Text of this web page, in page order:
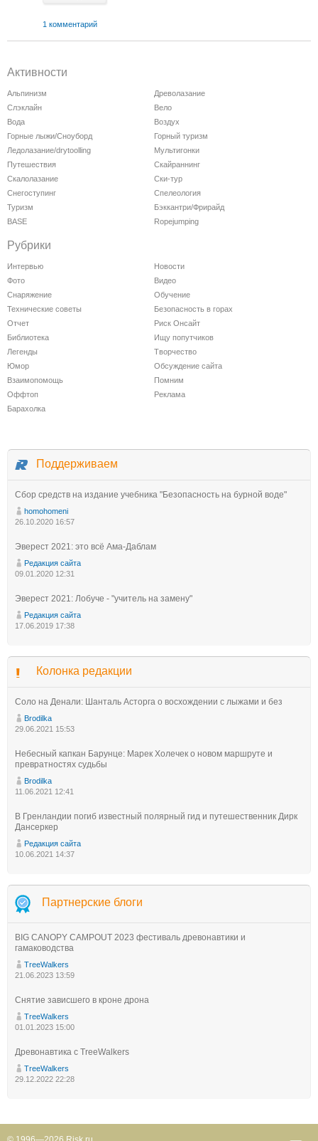
1 комментарий
Активности
Альпинизм
Древолазание
Слэклайн
Вело
Вода
Воздух
Горные лыжи/Сноуборд
Горный туризм
Ледолазание/drytoolling
Мультигонки
Путешествия
Скайраннинг
Скалолазание
Ски-тур
Снегоступинг
Спелеология
Туризм
Бэккантри/Фрирайд
BASE
Ropejumping
Рубрики
Интервью
Новости
Фото
Видео
Снаряжение
Обучение
Технические советы
Безопасность в горах
Отчет
Риск Онсайт
Библиотека
Ищу попутчиков
Легенды
Творчество
Юмор
Обсуждение сайта
Взаимопомощь
Помним
Оффтоп
Реклама
Барахолка
Поддерживаем
Сбор средств на издание учебника "Безопасность на бурной воде"
homohomeni
26.10.2020 16:57
Эверест 2021: это всё Ама-Даблам
Редакция сайта
09.01.2020 12:31
Эверест 2021: Лобуче - "учитель на замену"
Редакция сайта
17.06.2019 17:38
Колонка редакции
Соло на Денали: Шанталь Асторга о восхождении с лыжами и без
Brodilka
29.06.2021 15:53
Небесный капкан Барунце: Марек Холечек о новом маршруте и
превратностях судьбы
Brodilka
11.06.2021 12:41
В Гренландии погиб известный полярный гид и путешественник Дирк
Дансеркер
Редакция сайта
10.06.2021 14:37
Партнерские блоги
BIG CANOPY CAMPOUT 2023 фестиваль древонавтики и
гамаководства
TreeWalkers
21.06.2023 13:59
Снятие зависшего в кроне дрона
TreeWalkers
01.01.2023 15:00
Древонавтика с TreeWalkers
TreeWalkers
29.12.2022 22:28